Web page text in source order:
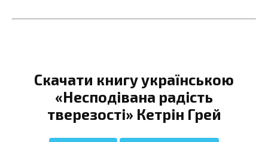
Скачати книгу українською
«Несподівана радість
тверезості» Кетрін Грей